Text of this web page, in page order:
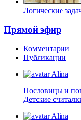
Логические
Прямой эфир
Комментарии
Публикации
Alina
Пословицы и
Детские
Alina